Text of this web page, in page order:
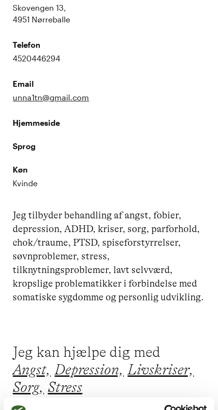
Skovengen 13,
4951 Nørreballe
Telefon
4520446294
Email
unna1tn@gmail.com
Hjemmeside
Sprog
Køn
Kvinde
Jeg tilbyder behandling af angst, fobier,
depression, ADHD, kriser, sorg, parforhold,
chok/traume, PTSD, spiseforstyrrelser,
søvnproblemer, stress,
tilknytningsproblemer, lavt selvværd,
kropslige problematikker i forbindelse med
somatiske sygdomme og personlig udvikling.
Jeg kan hjælpe dig med
Angst, Depression, Livskriser,
Sorg, Stress